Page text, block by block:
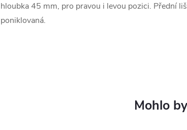
hloubka 45 mm, pro pravou i levou pozici. Přední
poniklovaná.